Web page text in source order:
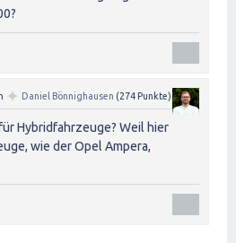
✦ Daniel Bönnighausen (274 Punkte)
Hybridfahrzeuge? Weil hier
wie der Opel Ampera,